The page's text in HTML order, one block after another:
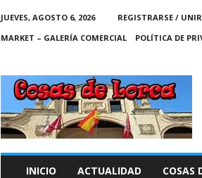
JUEVES, AGOSTO 6, 2026
REGISTRARSE /
MARKET – GALERÍA COMERCIAL
POLÍTICA DE
C
A
S
INICIO ACTUALIDAD COSAS